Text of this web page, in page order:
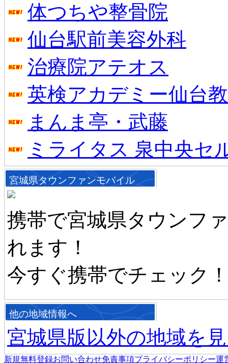
体つちや整骨院
仙台駅前美容外科
治療院アテオス
英検アカデミー仙台
まんま亭・武藤
ミライタス 泉中央セ
宮城県タウンファンモバイル
携帯で宮城県タウンフ
れます！
今すぐ携帯でチェック
他の地域情報へ
宮城県版以外の地域を
新規無料登録お問い合わせ免責事項プライバシーポリシー運